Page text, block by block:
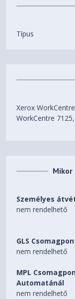
Típus
Xerox
WorkCentre
Személyes
nem rendelhető
GLS
nem rendelhető
MPL
Automatánál
nem rendelhető